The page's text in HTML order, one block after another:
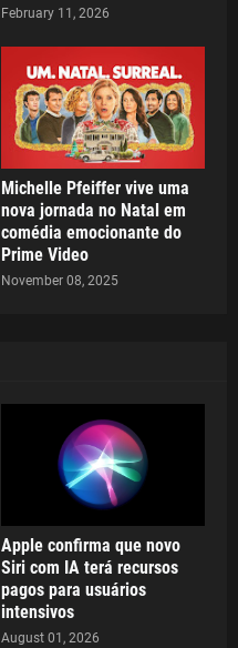
February 11, 2026
Michelle Pfeiffer vive uma
nova jornada no Natal em
comédia emocionante do
Prime Video
November 08, 2025
Apple confirma que novo
Siri com IA terá recursos
pagos para usuários
intensivos
August 01, 2026